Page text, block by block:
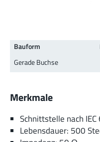
Bauform
Gerade Buchse
Merkmale
Schnittstelle nach
Lebensdauer: 500